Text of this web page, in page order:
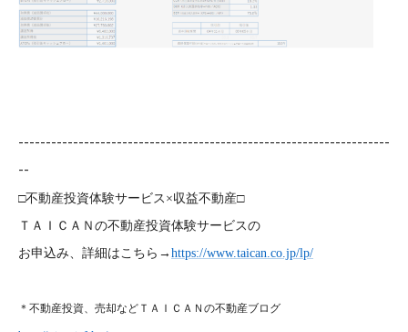
--------------------------------------------------------------------
--
□不動産投資体験サービス×収益不動産□
ＴＡＩＣＡＮの不動産投資体験サービスの
お申込み、詳細はこちら→ https://www.taican.co.jp/lp/
＊不動産投資、売却などＴＡＩＣＡＮの不動産ブログ